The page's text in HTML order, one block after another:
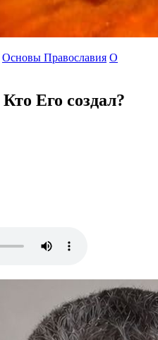
Основы Православия О
Кто Его создал?